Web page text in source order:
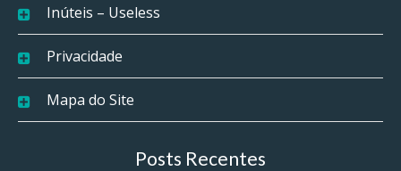
Inúteis – Useless
Privacidade
Mapa do Site
Posts Recentes